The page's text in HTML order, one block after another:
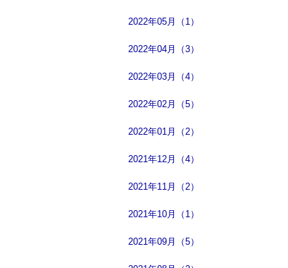
2022年05月（1）
2022年04月（3）
2022年03月（4）
2022年02月（5）
2022年01月（2）
2021年12月（4）
2021年11月（2）
2021年10月（1）
2021年09月（5）